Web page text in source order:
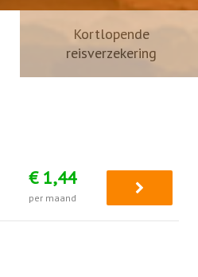
Kortlopende
reisverzekering
€ 1,44
per maand